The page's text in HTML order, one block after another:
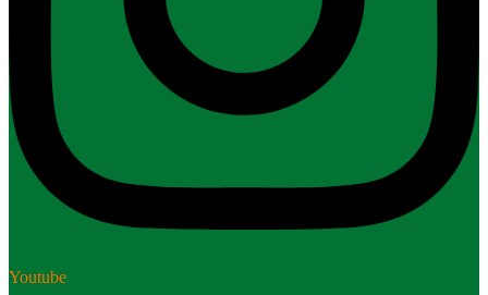
Youtube